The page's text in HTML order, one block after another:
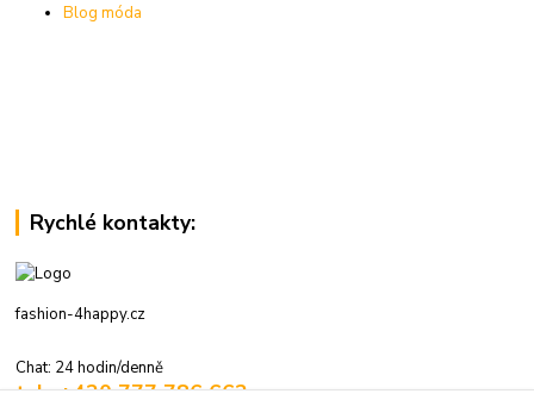
Blog móda
Rychlé kontakty:
fashion-4happy.cz
Chat: 24 hodin/denně
tel.: +420 777 786 662